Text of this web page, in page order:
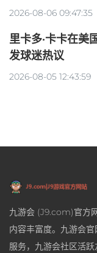
2026-08-06 09:47:35
里卡多·卡卡在美
发球迷热议
2026-08-05 12:43:59
九游会 (J9.com)官方
内容丰富度。九游会
服务，九游会社区活